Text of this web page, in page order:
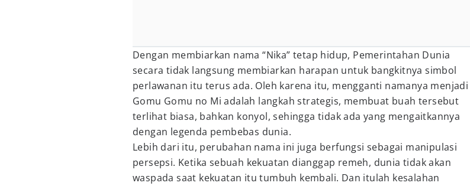
Dengan membiarkan nama “Nika” tetap hidup, Pemerintahan Dunia
secara tidak langsung membiarkan harapan untuk bangkitnya simbol
perlawanan itu terus ada. Oleh karena itu, mengganti namanya menjadi
Gomu Gomu no Mi adalah langkah strategis, membuat buah tersebut
terlihat biasa, bahkan konyol, sehingga tidak ada yang mengaitkannya
dengan legenda pembebas dunia.
Lebih dari itu, perubahan nama ini juga berfungsi sebagai manipulasi
persepsi. Ketika sebuah kekuatan dianggap remeh, dunia tidak akan
waspada saat kekuatan itu tumbuh kembali. Dan itulah kesalahan